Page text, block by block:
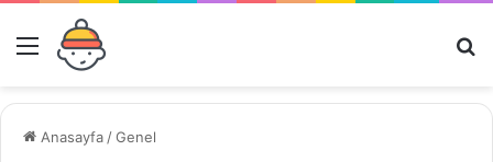
Menü
Anasayfa /Genel